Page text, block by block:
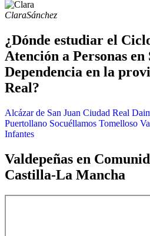
ClaraSánchez
¿Dónde estudiar el
Atención a Personas en
Dependencia en la
Real?
Alcázar de San Juan Ciudad Real
Puertollano Socuéllamos Tomelloso
Infantes
Valdepeñas en
Castilla-La Mancha